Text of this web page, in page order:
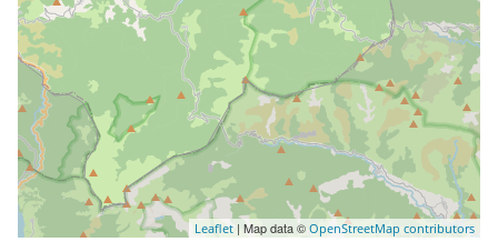
Leaflet | Map data © OpenStreetMap contributors